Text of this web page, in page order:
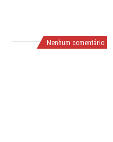
Nenhum comentário